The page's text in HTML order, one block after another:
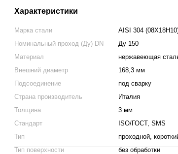
Характеристики
Марка стали
AISI 304
Номинальный проход (Ду) DN
Ду 150
Материал
нержавеющая
Внешний диаметр
168,3 мм
Подсоединение
под сварку
Страна производитель
Италия
Толщина
3 мм
Стандарт
ISO/ГОСТ, SMS
Тип
проходной,
Тип поверхности
без обработки